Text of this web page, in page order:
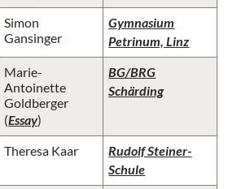
Simon
Gansinger
Gymnasium
Petrinum, Linz
Marie-
Antoinette
Goldberger
(Essay)
BG/BRG
Schärding
Theresa Kaar
Rudolf Steiner-
Schule